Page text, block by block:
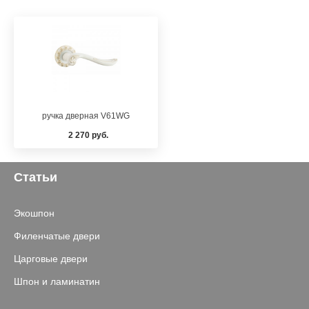
ручка дверная V61WG
2 270 руб.
Статьи
Экошпон
Филенчатые двери
Царговые двери
Шпон и ламинатин